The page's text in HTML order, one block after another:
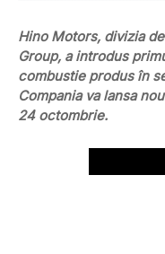
Hino Motors, divizia
Group, a introdus
combustie produs în
Compania va lansa
24 octombrie.